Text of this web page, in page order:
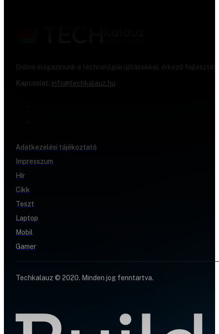
Online magazinunk a technológiai újításokkal, érkező
Kapcsolat: info@techkalauz.hu
Adatkezelési tájékoztató
Impresszum
Hír
Cikk
Teszt
Laptop
Mobil
Gamer
Techkalauz © 2020. Minden jog fenntartva.